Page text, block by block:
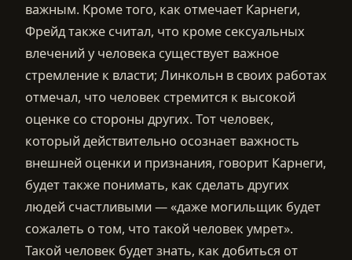
важным. Кроме того, как отмечает Карнеги,
Фрейд также считал, что кроме сексуальных
влечений у человека существует важное
стремление к власти; Линкольн в своих работах
отмечал, что человек стремится к высокой
оценке со стороны других. Тот человек,
который действительно осознает важность
внешней оценки и признания, говорит Карнеги,
будет также понимать, как сделать других
людей счастливыми — «даже могильщик будет
сожалеть о том, что такой человек умрет».
Такой человек будет знать, как добиться от